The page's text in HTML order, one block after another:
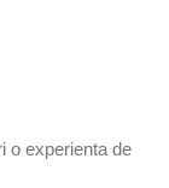
o experienta de